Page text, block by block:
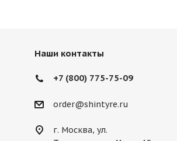
Renault Rolls-Royce
Suzuki Tesla
Наши контакты
+7 (800) 775-75-09
order@shintyre.ru
г. Москва, ул.